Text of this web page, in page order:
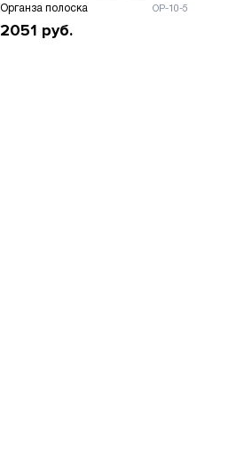
Органза полоска ОР-10-5
2051 руб.